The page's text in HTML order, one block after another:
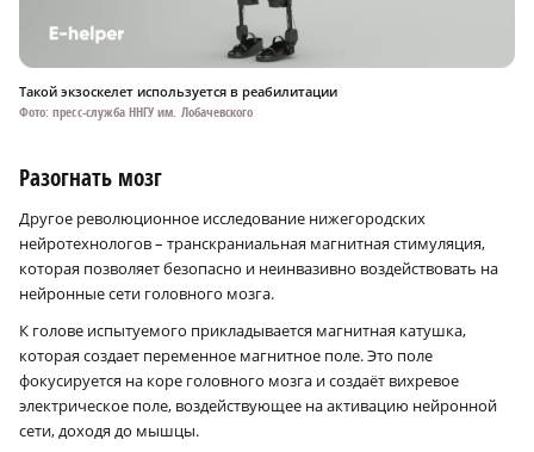
Такой экзоскелет используется в реабилитации
Фото: пресс-служба ННГУ им. Лобачевского
Разогнать мозг
Другое революционное исследование нижегородских
нейротехнологов – транскраниальная магнитная стимуляция,
которая позволяет безопасно и неинвазивно воздействовать на
нейронные сети головного мозга.
К голове испытуемого прикладывается магнитная катушка,
которая создает переменное магнитное поле. Это поле
фокусируется на коре головного мозга и создаёт вихревое
электрическое поле, воздействующее на активацию нейронной
сети, доходя до мышцы.